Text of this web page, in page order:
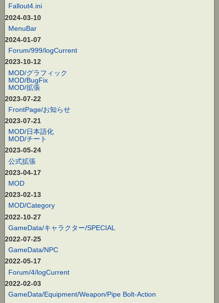
Fallout4.ini
2024-03-10
MenuBar
2024-01-07
Forum/999/logCurrent
2023-10-12
MOD/グラフィック
MOD/BugFix
MOD/拡張
2023-07-22
FrontPage/お知らせ
2023-07-21
MOD/日本語化
MOD/チート
2023-05-24
公式拡張
2023-04-17
MOD
2023-02-13
MOD/Category
2022-10-27
GameData/キャラクター/SPECIAL
2022-07-25
GameData/NPC
2022-05-17
Forum/4/logCurrent
2022-02-03
GameData/Equipment/Weapon/Pipe Bolt-Action